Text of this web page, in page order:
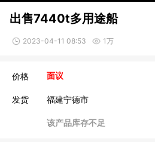
出售7440t多用途船
2023-04-11 08:53 1万
价格 面议
发货 福建宁德市
该产品库存不足